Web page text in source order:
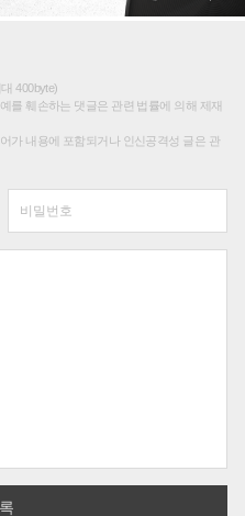
400byte)
를 훼손하는 댓글은 관련 법률에 의해 제재
가 내용에 포함되거나 인신공격성 글은 관